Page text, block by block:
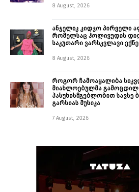
8 August, 2026
ანჯელიკ კიდჯო პირველი
რომელსაც ჰოლივუდის
საკუთარი ვარსკვლავი
8 August, 2026
როგორ ჩამოაყალიბა
მიახლოებულმა
პასუხისმგებლობით სავსე
გარსიას მუსიკა
7 August, 2026